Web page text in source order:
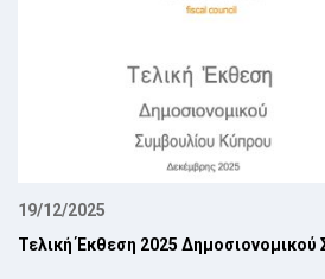
19/12/2025
Τελική Έκθεση 2025 Δημοσιονομικού